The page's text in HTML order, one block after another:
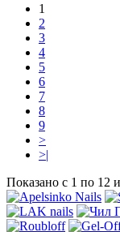
1
2
3
4
5
6
7
8
9
>
>|
Показано с 1 по 12